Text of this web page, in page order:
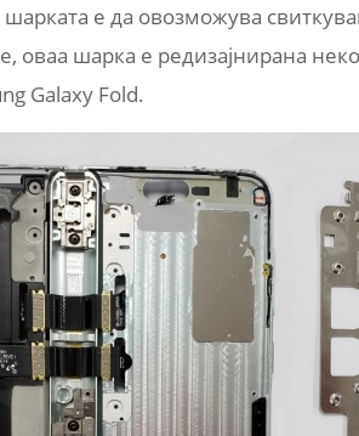
е да овозможува
оваа шарка е редизајнирана
Galaxy Fold.